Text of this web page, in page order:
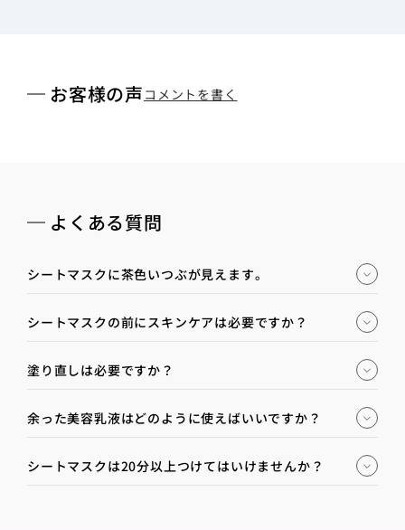
お客様の声 コメントを書く
よくある質問
シートマスクに茶色いつぶが見えます。
シートマスクの前にスキンケアは必要ですか？
塗り直しは必要ですか？
余った美容乳液はどのように使えばいいですか？
シートマスクは20分以上つけてはいけませんか？